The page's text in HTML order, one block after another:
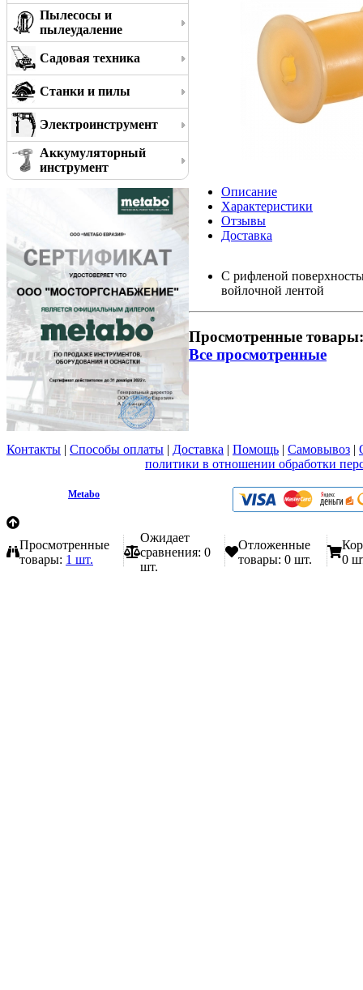
Пылесосы и
пылеудаление
Садовая техника
Станки и пилы
Электроинструмент
Аккумуляторный
инструмент
Описание
Характеристики
Отзывы
Доставка
С рифленой
войлочной лентой
Просмотренные товары:
Все просмотренные
Контакты | Способы оплаты | Доставка | Помощь | Самовывоз |
политики в отношении обработки
Metabo
Просмотренные
товары: 1 шт.
Ожидает
сравнения: 0
шт.
Отложенные
товары: 0 шт.
0